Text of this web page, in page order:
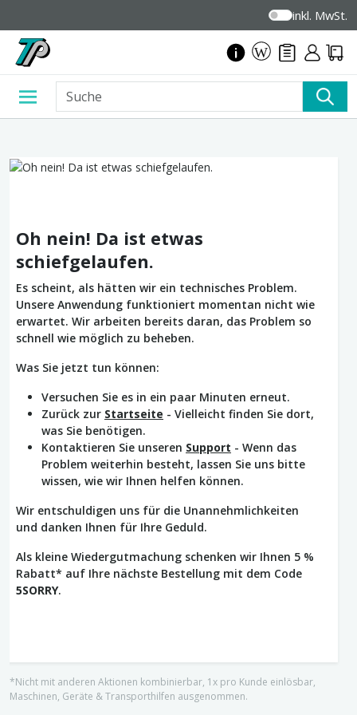
inkl. MwSt.
Oh nein! Da ist etwas
schiefgelaufen.
Es scheint, als hätten wir ein technisches Problem.
Unsere Anwendung funktioniert momentan nicht wie
erwartet. Wir arbeiten bereits daran, das Problem so
schnell wie möglich zu beheben.
Was Sie jetzt tun können:
Versuchen Sie es in ein paar Minuten erneut.
Zurück zur Startseite - Vielleicht finden Sie dort,
was Sie benötigen.
Kontaktieren Sie unseren Support - Wenn das
Problem weiterhin besteht, lassen Sie uns bitte
wissen, wie wir Ihnen helfen können.
Wir entschuldigen uns für die Unannehmlichkeiten
und danken Ihnen für Ihre Geduld.
Als kleine Wiedergutmachung schenken wir Ihnen 5 %
Rabatt* auf Ihre nächste Bestellung mit dem Code
5SORRY.
*Nicht mit anderen Aktionen kombinierbar, 1x pro Kunde einlösbar,
Maschinen, Geräte & Transporthilfen ausgenommen.